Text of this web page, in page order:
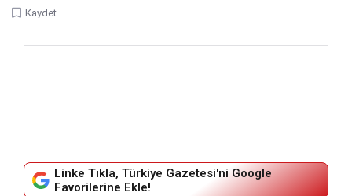
Kaydet
Linke Tıkla, Türkiye Gazetesi'ni Google
Favorilerine Ekle!